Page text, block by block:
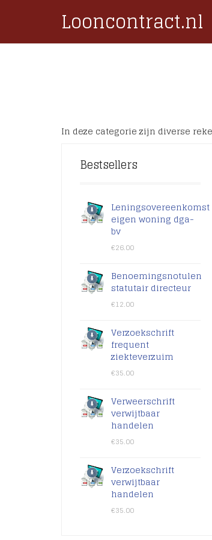
Looncontract.nl
In deze categorie zijn diverse
Bestsellers
Leningsovereenkomst
eigen woning dga-
bv
€26.00
Benoemingsnotulen
statutair directeur
€12.00
Verzoekschrift
frequent
ziekteverzuim
€35.00
Verweerschrift
verwijtbaar
handelen
€35.00
Verzoekschrift
verwijtbaar
handelen
€35.00